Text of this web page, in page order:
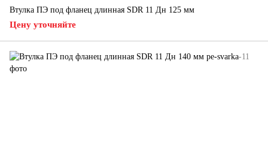
Втулка ПЭ под фланец длинная SDR 11 Дн 125 мм
Цену уточняйте